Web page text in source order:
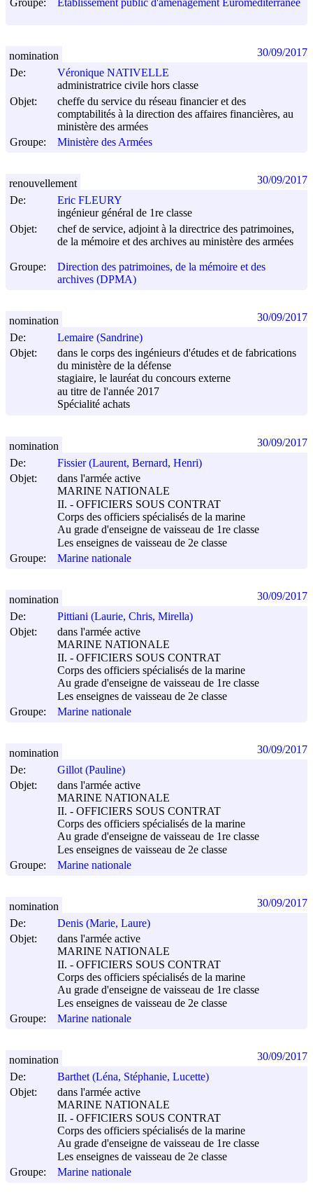
Groupe:
Établissement public d'aménagement Euroméditerranée
De:
Véronique NATIVELLE
administratrice civile hors classe
Objet:
cheffe du service du réseau financier et des
comptabilités à la direction des affaires financières, au
ministère des armées
Groupe:
Ministère des Armées
nomination 30/09/2017
De:
Eric FLEURY
ingénieur général de 1re classe
Objet:
chef de service, adjoint à la directrice des patrimoines,
de la mémoire et des archives au ministère des armées
Groupe:
Direction des patrimoines, de la mémoire et des
archives (DPMA)
renouvellement 30/09/2017
De:
Lemaire (Sandrine)
Objet:
dans le corps des ingénieurs d'études et de fabrications
du ministère de la défense
stagiaire, le lauréat du concours externe
au titre de l'année 2017
Spécialité achats
nomination 30/09/2017
De:
Fissier (Laurent, Bernard, Henri)
Objet:
dans l'armée active
MARINE NATIONALE
II. - OFFICIERS SOUS CONTRAT
Corps des officiers spécialisés de la marine
Au grade d'enseigne de vaisseau de 1re classe
Les enseignes de vaisseau de 2e classe
Groupe:
Marine nationale
nomination 30/09/2017
De:
Pittiani (Laurie, Chris, Mirella)
Objet:
dans l'armée active
MARINE NATIONALE
II. - OFFICIERS SOUS CONTRAT
Corps des officiers spécialisés de la marine
Au grade d'enseigne de vaisseau de 1re classe
Les enseignes de vaisseau de 2e classe
Groupe:
Marine nationale
nomination 30/09/2017
De:
Gillot (Pauline)
Objet:
dans l'armée active
MARINE NATIONALE
II. - OFFICIERS SOUS CONTRAT
Corps des officiers spécialisés de la marine
Au grade d'enseigne de vaisseau de 1re classe
Les enseignes de vaisseau de 2e classe
Groupe:
Marine nationale
nomination 30/09/2017
De:
Denis (Marie, Laure)
Objet:
dans l'armée active
MARINE NATIONALE
II. - OFFICIERS SOUS CONTRAT
Corps des officiers spécialisés de la marine
Au grade d'enseigne de vaisseau de 1re classe
Les enseignes de vaisseau de 2e classe
Groupe:
Marine nationale
nomination 30/09/2017
De:
Barthet (Léna, Stéphanie, Lucette)
Objet:
dans l'armée active
MARINE NATIONALE
II. - OFFICIERS SOUS CONTRAT
Corps des officiers spécialisés de la marine
Au grade d'enseigne de vaisseau de 1re classe
Les enseignes de vaisseau de 2e classe
Groupe:
Marine nationale
nomination 30/09/2017